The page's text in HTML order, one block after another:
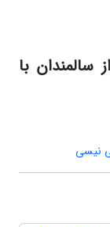
با
نیسی